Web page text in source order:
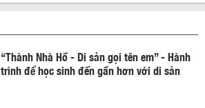
“Thành Nhà Hồ - Di sản gọi tên em” - Hành
trình để học sinh đến gần hơn với di sản